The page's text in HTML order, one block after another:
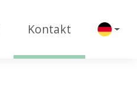
Kontakt